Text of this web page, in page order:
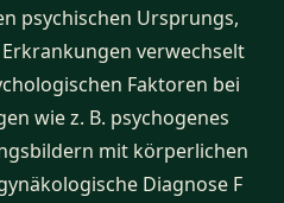
psychischen Ursprungs,
verwechselt
Faktoren bei
wie z. B. psychogenes
mit körperlichen
Diagnose F